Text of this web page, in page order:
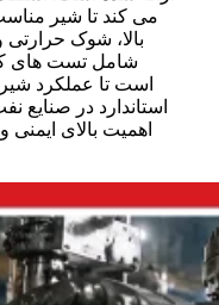
می کند تا شیر
بالا، شوک حرارتی
است تا عملکرد
استاندارد در صنایع
اهمیت بالای